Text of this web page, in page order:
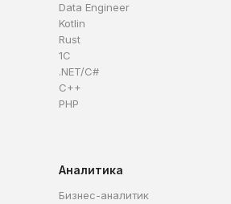
Data Engineer
Kotlin
Rust
1C
.NET/C#
C++
PHP
Аналитика
Бизнес-аналитик